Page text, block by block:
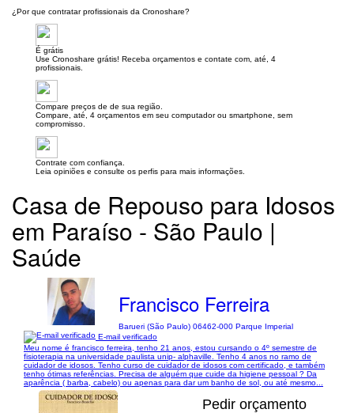
¿Por que contratar profissionais da Cronoshare?
É grátis
Use Cronoshare grátis! Receba orçamentos e contate com, até, 4
profissionais.
Compare preços de de sua região.
Compare, até, 4 orçamentos em seu computador ou smartphone, sem
compromisso.
Contrate com confiança.
Leia opiniões e consulte os perfis para mais informações.
Casa de Repouso para Idosos
em Paraíso - São Paulo |
Saúde
Francisco Ferreira
Barueri (São Paulo) 06462-000 Parque Imperial
E-mail verificado
Meu nome é francisco ferreira, tenho 21 anos, estou cursando o 4º semestre de
fisioterapia na universidade paulista unip- alphaville. Tenho 4 anos no ramo de
cuidador de idosos. Tenho curso de cuidador de idosos com certificado, e também
tenho ótimas referências. Precisa de alguém que cuide da higiene pessoal ? Da
aparência ( barba, cabelo) ou apenas para dar um banho de sol, ou até mesmo...
Pedir orçamento